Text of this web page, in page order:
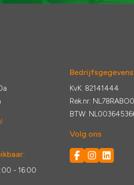
- 16:00
Bedrijfsgegevens
KvK: 82141444
Rek.nr:
BTW:
Volg ons